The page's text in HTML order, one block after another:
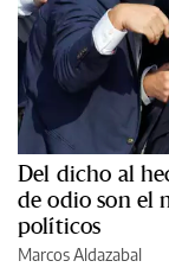
Del dicho al
de odio son el
políticos
Marcos Aldazabal